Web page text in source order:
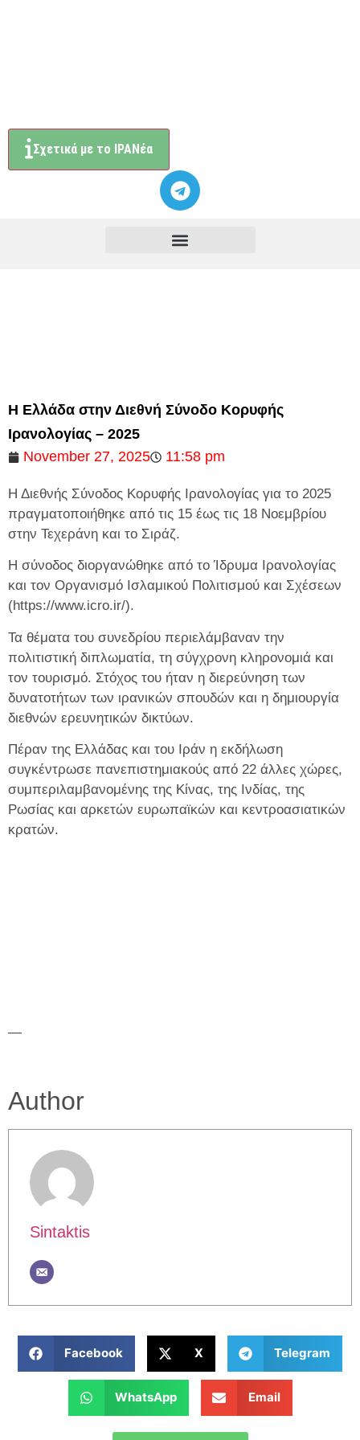
Σχετικά με το ΙΡΑΝέα
Η Ελλάδα στην Διεθνή Σύνοδο Κορυφής
Ιρανολογίας – 2025
November 27, 2025
11:58 pm
Η Διεθνής Σύνοδος Κορυφής Ιρανολογίας για το 2025
πραγματοποιήθηκε από τις 15 έως τις 18 Νοεμβρίου
στην Τεχεράνη και το Σιράζ.
Η σύνοδος διοργανώθηκε από το Ίδρυμα Ιρανολογίας
και τον Οργανισμό Ισλαμικού Πολιτισμού και Σχέσεων
(https://www.icro.ir/).
Τα θέματα του συνεδρίου περιελάμβαναν την
πολιτιστική διπλωματία, τη σύγχρονη κληρονομιά και
τον τουρισμό. Στόχος του ήταν η διερεύνηση των
δυνατοτήτων των ιρανικών σπουδών και η δημιουργία
διεθνών ερευνητικών δικτύων.
Πέραν της Ελλάδας και του Ιράν η εκδήλωση
συγκέντρωσε πανεπιστημιακούς από 22 άλλες χώρες,
συμπεριλαμβανομένης της Κίνας, της Ινδίας, της
Ρωσίας και αρκετών ευρωπαϊκών και κεντροασιατικών
κρατών.
—
Author
Sintaktis
Facebook X Telegram
WhatsApp Email